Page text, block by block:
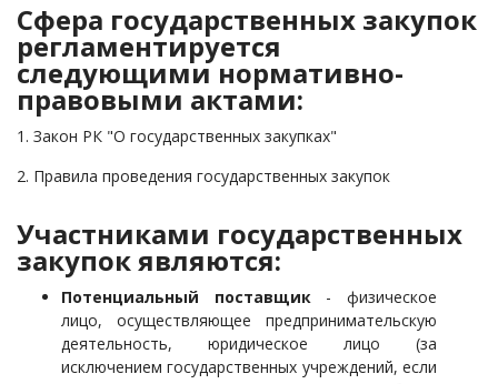
Сфера государственных закупок
регламентируется
следующими нормативно-
правовыми актами:
1. Закон РК "О государственных закупках"
2. Правила проведения государственных закупок
Участниками государственных
закупок являются:
Потенциальный поставщик- физическое
лицо, осуществляющее предпринимательскую
деятельность, юридическое лицо (за
исключением государственных учреждений, если